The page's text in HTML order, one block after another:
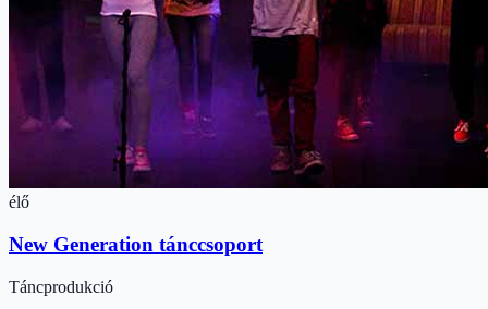
élő
New Generation tánccsoport
Táncprodukció